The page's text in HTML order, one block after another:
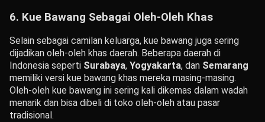
6. Kue Bawang Sebagai Oleh-Oleh Khas
Selain sebagai camilan keluarga, kue bawang juga sering
dijadikan oleh-oleh khas daerah. Beberapa daerah di
Indonesia seperti Surabaya, Yogyakarta, dan Semarang
memiliki versi kue bawang khas mereka masing-masing.
Oleh-oleh kue bawang ini sering kali dikemas dalam wadah
menarik dan bisa dibeli di toko oleh-oleh atau pasar
tradisional.